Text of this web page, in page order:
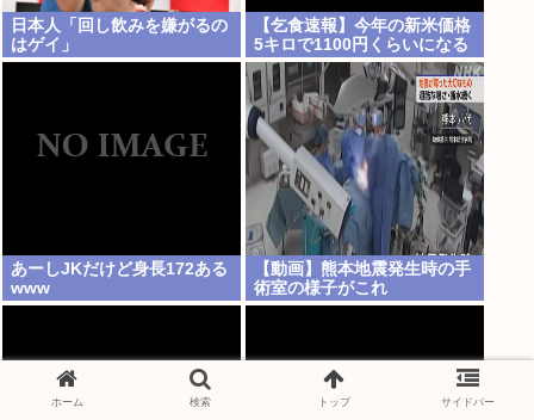
日本人「回し飲みを嫌がるの
はゲイ」
【乞食速報】今年の新米価格
5キロで1100円くらいになる
あーしJKだけど身長172ある
www
【動画】熊本地震発生時の手
術室の様子がこれ
ホーム 検索 トップ サイドバー